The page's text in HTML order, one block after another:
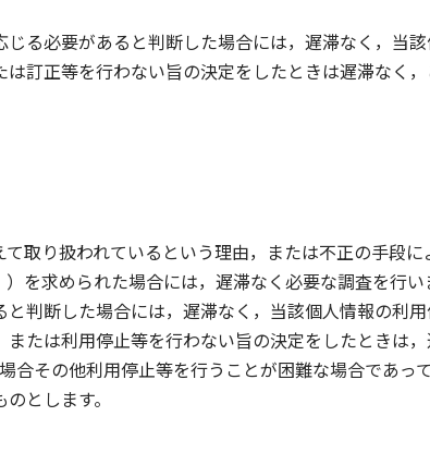
る必要があると判断した場合には，遅滞なく，当該
訂正等を行わない旨の決定をしたときは遅滞なく，
取り扱われているという理由，または不正の手段
を求められた場合には，遅滞なく必要な調査を行い
判断した場合には，遅滞なく，当該個人情報の利用
たは利用停止等を行わない旨の決定をしたときは，
合その他利用停止等を行うことが困難な場合であっ
とします。